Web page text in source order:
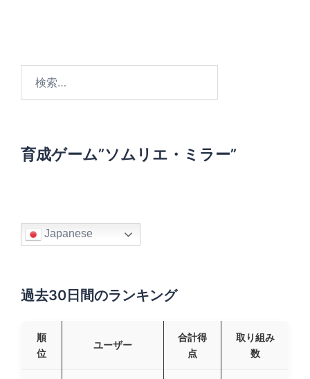
育成ゲーム”ソムリエ・ミラー”
Japanese
過去30日間のランキング
順
位
ユーザー
合計得
点
取り組み
数